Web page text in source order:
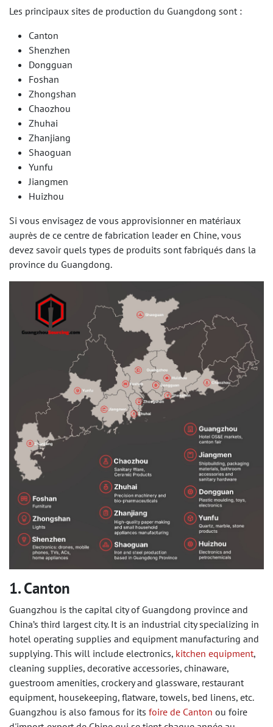
Les principaux sites de production du Guangdong sont :
Canton
Shenzhen
Dongguan
Foshan
Zhongshan
Chaozhou
Zhuhai
Zhanjiang
Shaoguan
Yunfu
Jiangmen
Huizhou
Si vous envisagez de vous approvisionner en matériaux
auprès de ce centre de fabrication leader en Chine, vous
devez savoir quels types de produits sont fabriqués dans la
province du Guangdong.
1. Canton
Guangzhou is the capital city of Guangdong province and
China’s third largest city. It is an industrial city specializing in
hotel operating supplies and equipment manufacturing and
supplying. This will include electronics, kitchen equipment,
cleaning supplies, decorative accessories, chinaware,
guestroom amenities, crockery and glassware, restaurant
equipment, housekeeping, flatware, towels, bed linens, etc.
Guangzhou is also famous for its foire de Canton ou foire